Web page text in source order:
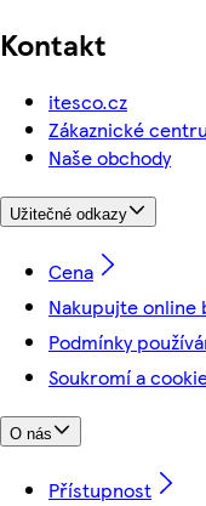
Kontakt
itesco.cz
Zákaznické
Naše obchody
Užitečné odkazy
Cena
Nakupujte online
Podmínky
Soukromí a
O nás
Přístupnost